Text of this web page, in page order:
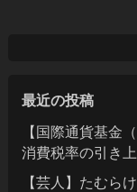
最近の投稿
【国際通貨基金
消費税率の引き
【芸人】たむら